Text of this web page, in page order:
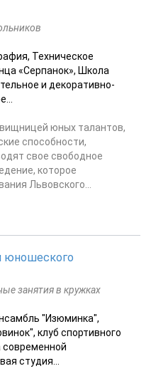
Техническое
«Серпанок», Школа
и декоративно-
юных талантов,
способности,
свое свободное
которое
Львовского...
юношеского
занятия в кружках
"Изюминка",
клуб спортивного
современной
студия...